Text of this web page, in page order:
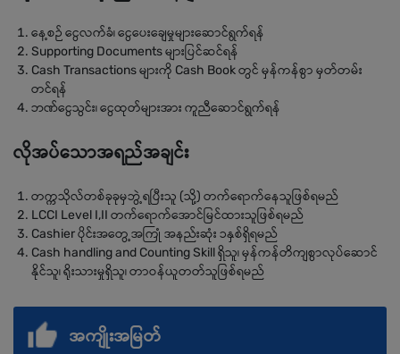
နေ့စဉ် ငွေလက်ခံ၊ ငွေပေးချေမှုများဆောင်ရွက်ရန်
Supporting Documents များပြင်ဆင်ရန်
Cash Transactions များကို Cash Book တွင် မှန်ကန်စွာ မှတ်တမ်း
တင်ရန်
ဘဏ်ငွေသွင်း၊ ငွေထုတ်များအား ကူညီဆောင်ရွက်ရန်
လိုအပ်သောအရည်အချင်း
တက္ကသိုလ်တစ်ခုခုမှဘွဲ့ရပြီးသူ (သို့) တက်ရောက်နေသူဖြစ်ရမည်
LCCI Level I,II တက်ရောက်အောင်မြင်ထားသူဖြစ်ရမည်
Cashier ပိုင်းအတွေ့အကြုံ အနည်းဆုံး ၁နှစ်ရှိရမည်
Cash handling and Counting Skill ရှိသူ၊ မှန်ကန်တိကျစွာလုပ်ဆောင်
နိုင်သူ၊ ရိုးသားမှုရှိသူ၊ တာဝန်ယူတတ်သူဖြစ်ရမည်
အကျိုးအမြတ်